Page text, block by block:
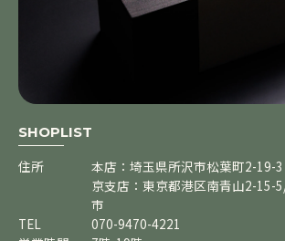
SHOPLIST
住所
本店：埼玉県所沢市松葉町2-19-
京支店：東京都港区南青山2-15-
市
TEL
070-9470-4221